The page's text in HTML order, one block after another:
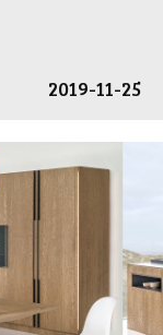
2019-11-25